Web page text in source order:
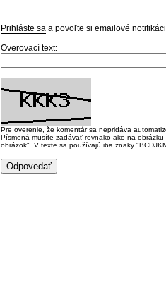
Prihláste sa a povoľte si emailové
Overovací text:
Pre overenie, že komentár sa nepridáva
Písmená musíte zadávať rovnako ako na
obrázok". V texte sa používajú iba znaky